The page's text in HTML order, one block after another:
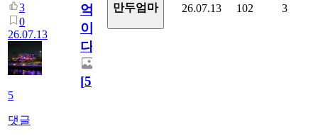
3
0
26.07.13
5
댓글
억
이
다.
[5]
만두엄마 26.07.13 102 3